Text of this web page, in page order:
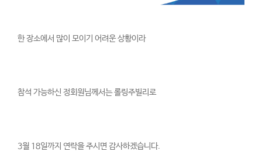
한 장소에서 많이 모이기 어려운 상황이라
참석 가능하신 정회원님께서는 롤링주빌리로
3월 18일까지 연락을 주시면 감사하겠습니다.